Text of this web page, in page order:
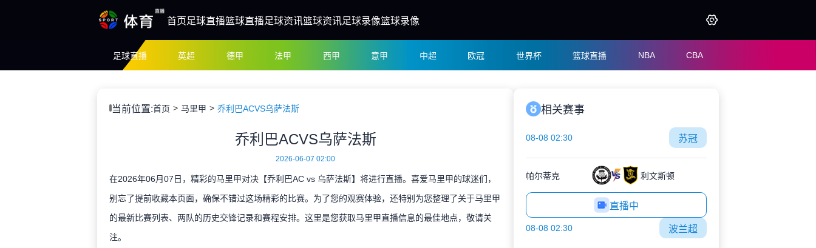
首页足球直播篮球直播足球资讯篮球资讯足球录像篮球录像
足球直播 英超 德甲 法甲 西甲 意甲 中超 欧冠 世界杯 篮球直播 NBA CBA
当前位置:首页 马里甲 乔利巴ACVS乌萨法斯
乔利巴ACVS乌萨法斯
2026-06-07 02:00
在2026年06月07日，精彩的马里甲对决【乔利巴AC vs 乌萨法斯】将进行直播。喜爱马里甲的球迷们，
别忘了提前收藏本页面，确保不错过这场精彩的比赛。为了您的观赛体验，还特别为您整理了关于马里甲
的最新比赛列表、两队的历史交锋记录和赛程安排。这里是您获取马里甲直播信息的最佳地点，敬请关
注。
相关赛事
08-08 02:30 苏冠
帕尔蒂克 利文斯顿
直播中
08-08 02:30 波兰超